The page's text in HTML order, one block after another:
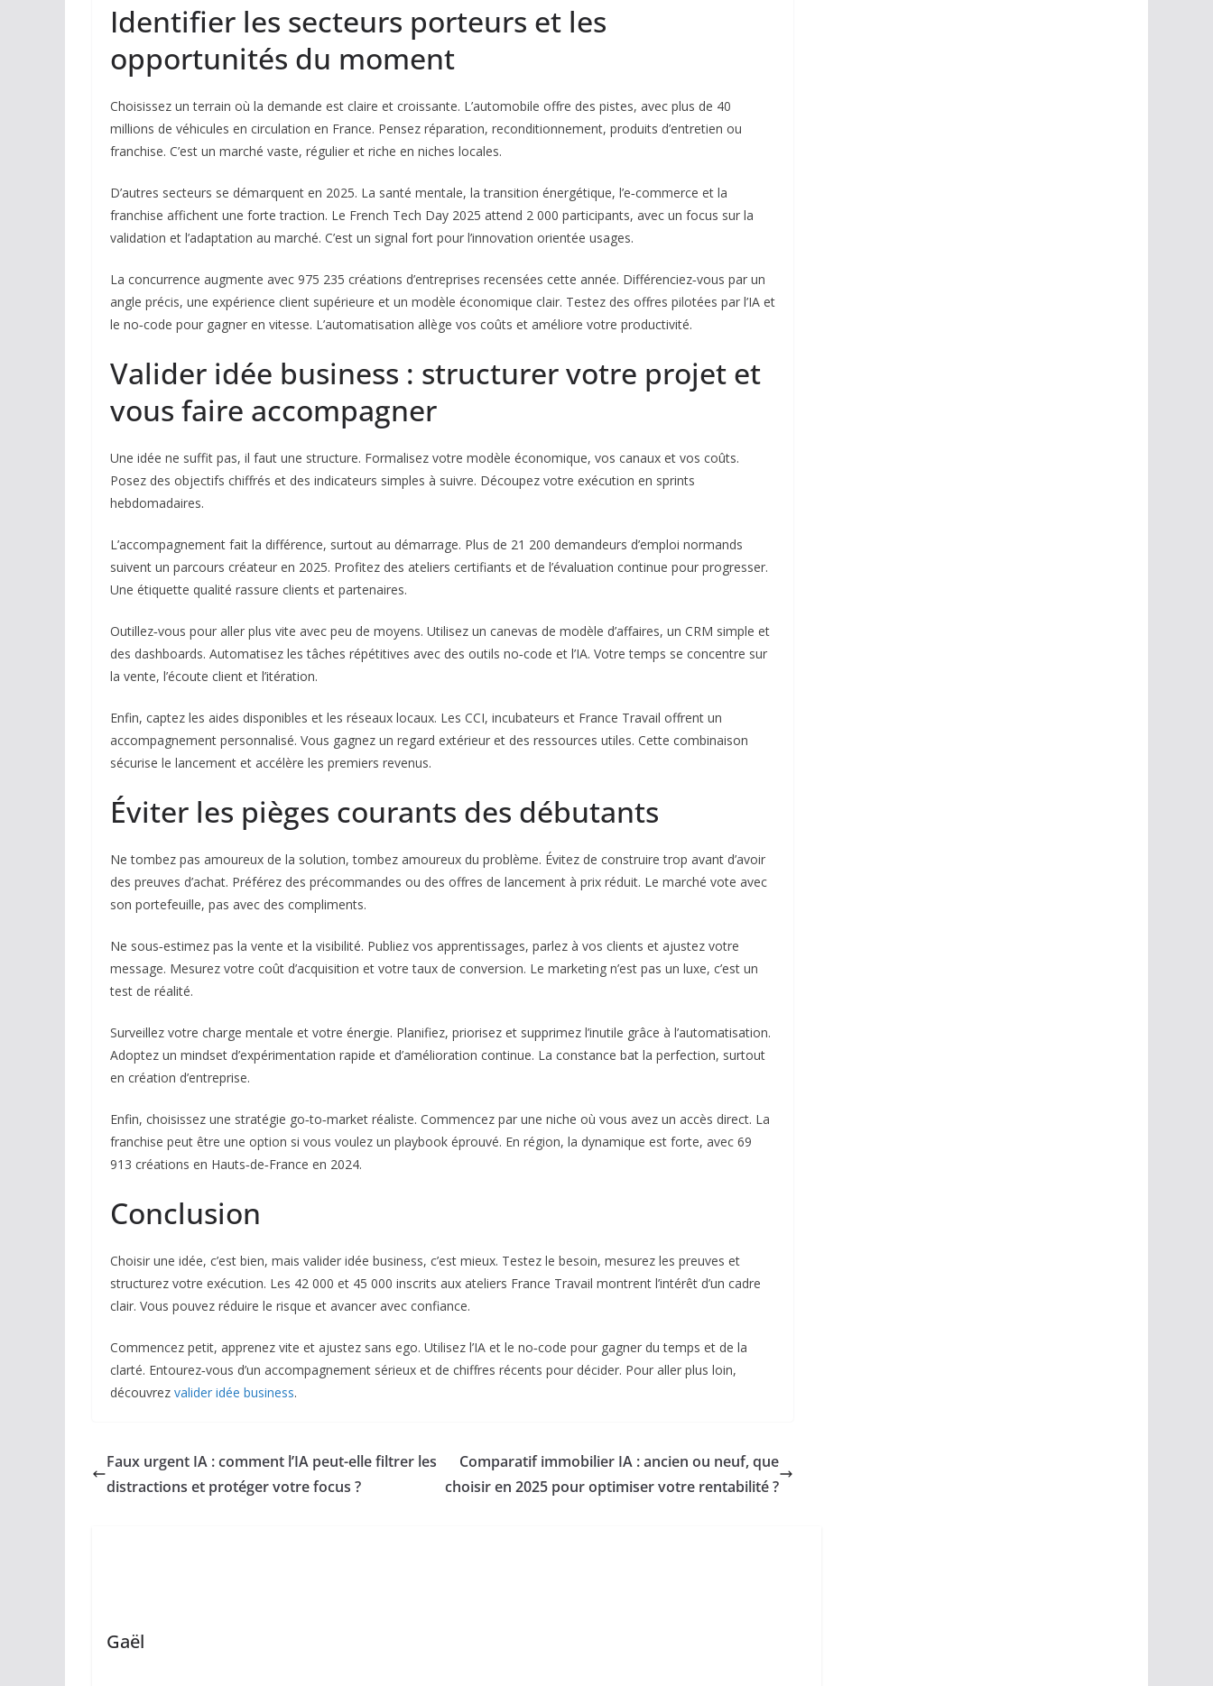
Identifier les secteurs porteurs et les
opportunités du moment
Choisissez un terrain où la demande est claire et croissante. L’automobile offre des pistes, avec plus de 40
millions de véhicules en circulation en France. Pensez réparation, reconditionnement, produits d’entretien ou
franchise. C’est un marché vaste, régulier et riche en niches locales.
D’autres secteurs se démarquent en 2025. La santé mentale, la transition énergétique, l’e‑commerce et la
franchise affichent une forte traction. Le French Tech Day 2025 attend 2 000 participants, avec un focus sur la
validation et l’adaptation au marché. C’est un signal fort pour l’innovation orientée usages.
La concurrence augmente avec 975 235 créations d’entreprises recensées cette année. Différenciez‑vous par un
angle précis, une expérience client supérieure et un modèle économique clair. Testez des offres pilotées par l’IA et
le no‑code pour gagner en vitesse. L’automatisation allège vos coûts et améliore votre productivité.
Valider idée business : structurer votre projet et
vous faire accompagner
Une idée ne suffit pas, il faut une structure. Formalisez votre modèle économique, vos canaux et vos coûts.
Posez des objectifs chiffrés et des indicateurs simples à suivre. Découpez votre exécution en sprints
hebdomadaires.
L’accompagnement fait la différence, surtout au démarrage. Plus de 21 200 demandeurs d’emploi normands
suivent un parcours créateur en 2025. Profitez des ateliers certifiants et de l’évaluation continue pour progresser.
Une étiquette qualité rassure clients et partenaires.
Outillez‑vous pour aller plus vite avec peu de moyens. Utilisez un canevas de modèle d’affaires, un CRM simple et
des dashboards. Automatisez les tâches répétitives avec des outils no‑code et l’IA. Votre temps se concentre sur
la vente, l’écoute client et l’itération.
Enfin, captez les aides disponibles et les réseaux locaux. Les CCI, incubateurs et France Travail offrent un
accompagnement personnalisé. Vous gagnez un regard extérieur et des ressources utiles. Cette combinaison
sécurise le lancement et accélère les premiers revenus.
Éviter les pièges courants des débutants
Ne tombez pas amoureux de la solution, tombez amoureux du problème. Évitez de construire trop avant d’avoir
des preuves d’achat. Préférez des précommandes ou des offres de lancement à prix réduit. Le marché vote avec
son portefeuille, pas avec des compliments.
Ne sous‑estimez pas la vente et la visibilité. Publiez vos apprentissages, parlez à vos clients et ajustez votre
message. Mesurez votre coût d’acquisition et votre taux de conversion. Le marketing n’est pas un luxe, c’est un
test de réalité.
Surveillez votre charge mentale et votre énergie. Planifiez, priorisez et supprimez l’inutile grâce à l’automatisation.
Adoptez un mindset d’expérimentation rapide et d’amélioration continue. La constance bat la perfection, surtout
en création d’entreprise.
Enfin, choisissez une stratégie go‑to‑market réaliste. Commencez par une niche où vous avez un accès direct. La
franchise peut être une option si vous voulez un playbook éprouvé. En région, la dynamique est forte, avec 69
913 créations en Hauts‑de‑France en 2024.
Conclusion
Choisir une idée, c’est bien, mais valider idée business, c’est mieux. Testez le besoin, mesurez les preuves et
structurez votre exécution. Les 42 000 et 45 000 inscrits aux ateliers France Travail montrent l’intérêt d’un cadre
clair. Vous pouvez réduire le risque et avancer avec confiance.
Commencez petit, apprenez vite et ajustez sans ego. Utilisez l’IA et le no‑code pour gagner du temps et de la
clarté. Entourez‑vous d’un accompagnement sérieux et de chiffres récents pour décider. Pour aller plus loin,
découvrez valider idée business.
Faux urgent IA : comment l’IA peut-elle filtrer les
distractions et protéger votre focus ?
Comparatif immobilier IA : ancien ou neuf, que
choisir en 2025 pour optimiser votre rentabilité ?
Gaël